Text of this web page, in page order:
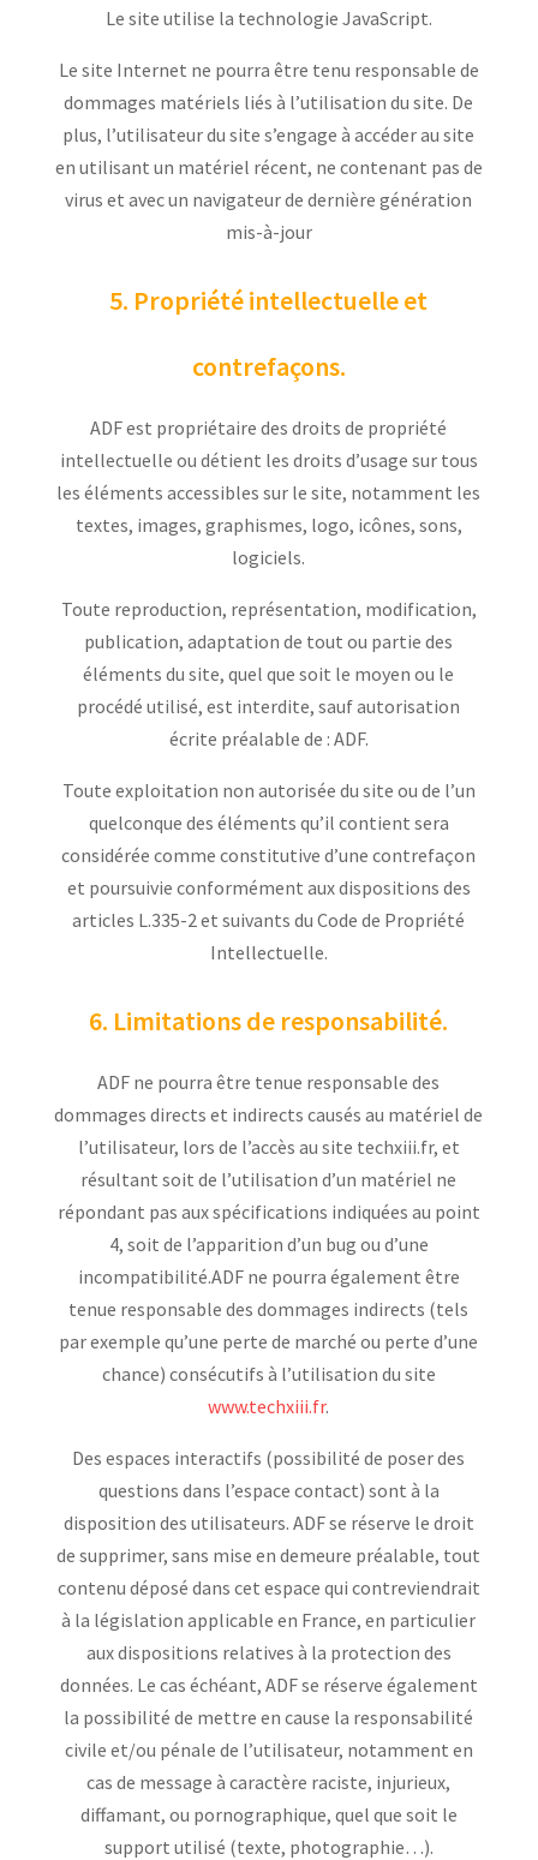
Le site utilise la technologie JavaScript.
Le site Internet ne pourra être tenu responsable de
dommages matériels liés à l’utilisation du site. De
plus, l’utilisateur du site s’engage à accéder au site
en utilisant un matériel récent, ne contenant pas de
virus et avec un navigateur de dernière génération
mis-à-jour
5. Propriété intellectuelle et
contrefaçons.
ADF est propriétaire des droits de propriété
intellectuelle ou détient les droits d’usage sur tous
les éléments accessibles sur le site, notamment les
textes, images, graphismes, logo, icônes, sons,
logiciels.
Toute reproduction, représentation, modification,
publication, adaptation de tout ou partie des
éléments du site, quel que soit le moyen ou le
procédé utilisé, est interdite, sauf autorisation
écrite préalable de : ADF.
Toute exploitation non autorisée du site ou de l’un
quelconque des éléments qu’il contient sera
considérée comme constitutive d’une contrefaçon
et poursuivie conformément aux dispositions des
articles L.335-2 et suivants du Code de Propriété
Intellectuelle.
6. Limitations de responsabilité.
ADF ne pourra être tenue responsable des
dommages directs et indirects causés au matériel de
l’utilisateur, lors de l’accès au site techxiii.fr, et
résultant soit de l’utilisation d’un matériel ne
répondant pas aux spécifications indiquées au point
4, soit de l’apparition d’un bug ou d’une
incompatibilité.ADF ne pourra également être
tenue responsable des dommages indirects (tels
par exemple qu’une perte de marché ou perte d’une
chance) consécutifs à l’utilisation du site
www.techxiii.fr.
Des espaces interactifs (possibilité de poser des
questions dans l’espace contact) sont à la
disposition des utilisateurs. ADF se réserve le droit
de supprimer, sans mise en demeure préalable, tout
contenu déposé dans cet espace qui contreviendrait
à la législation applicable en France, en particulier
aux dispositions relatives à la protection des
données. Le cas échéant, ADF se réserve également
la possibilité de mettre en cause la responsabilité
civile et/ou pénale de l’utilisateur, notamment en
cas de message à caractère raciste, injurieux,
diffamant, ou pornographique, quel que soit le
support utilisé (texte, photographie…).